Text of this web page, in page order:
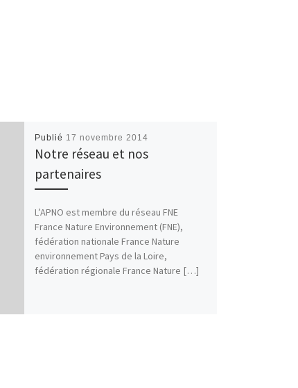
Publié 17 novembre 2014
Notre réseau et nos
partenaires
L’APNO est membre du réseau FNE
France Nature Environnement (FNE),
fédération nationale France Nature
environnement Pays de la Loire,
fédération régionale France Nature […]